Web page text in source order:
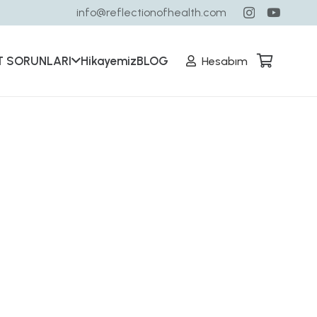
info@reflectionofhealth.com
SORUNLARI HikayemizBLOG Hesabım